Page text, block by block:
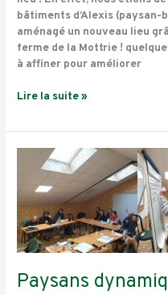
bâtiments d’Alexis
aménagé un nouveau lieu
ferme de la Mottrie !
à affiner pour améliorer
Lire la suite »
Paysans
Paysans
dynamiques